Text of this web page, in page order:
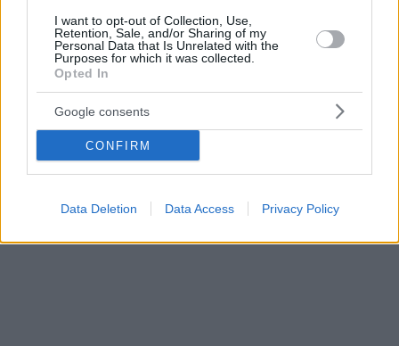
I want to opt-out of Collection, Use,
Retention, Sale, and/or Sharing of my
Personal Data that Is Unrelated with the
Purposes for which it was collected.
Opted In
Google consents
CONFIRM
Data Deletion Data Access Privacy Policy
συστήματα
στρατηγικών
εφαρμογών,
εφοδιασμένα
με συμβατικές
κεφαλές.